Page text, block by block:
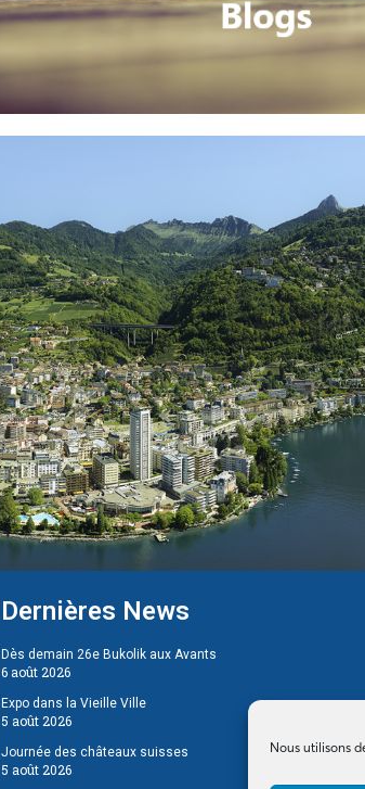
Nous utilisons
Dernières News
Dès demain 26e Bukolik aux Avants
6 août 2026
Expo dans la Vieille Ville
5 août 2026
Journée des châteaux suisses
5 août 2026